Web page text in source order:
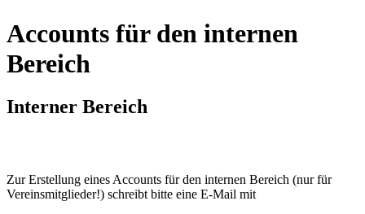
Accounts für den internen
Bereich
Interner Bereich
Zur Erstellung eines Accounts für den internen Bereich (nur für
Vereinsmitglieder!) schreibt bitte eine E-Mail mit